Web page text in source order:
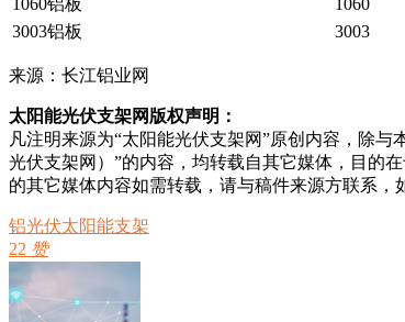
3003铝板
3003
来源：长江铝业网
太阳能光伏支架网版权声明：
凡注明来源为“太阳能光伏支架网”原创内容，除
光伏支架网）”的内容，均转载自其它媒体，目的
的其它媒体内容如需转载，请与稿件来源方联系，
铝光伏太阳能支架
22 赞